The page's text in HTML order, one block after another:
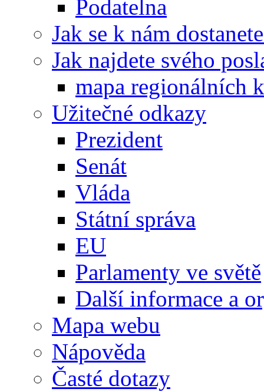
Podatelna
Jak se k nám
Jak najdete svého
mapa regionálních
Užitečné odkazy
Prezident
Senát
Vláda
Státní správa
EU
Parlamenty ve světě
Další informace a
Mapa webu
Nápověda
Časté dotazy